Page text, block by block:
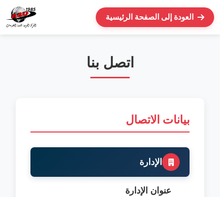
العودة إلى الصفحة الرئيسية
اتصل بنا
بيانات الاتصال
الإدارة
عنوان الإدارة